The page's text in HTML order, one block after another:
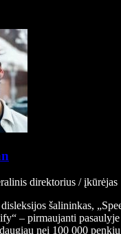
direktorius / įkūrėjas
šalininkas,
– pirmaujanti
nei 100 000